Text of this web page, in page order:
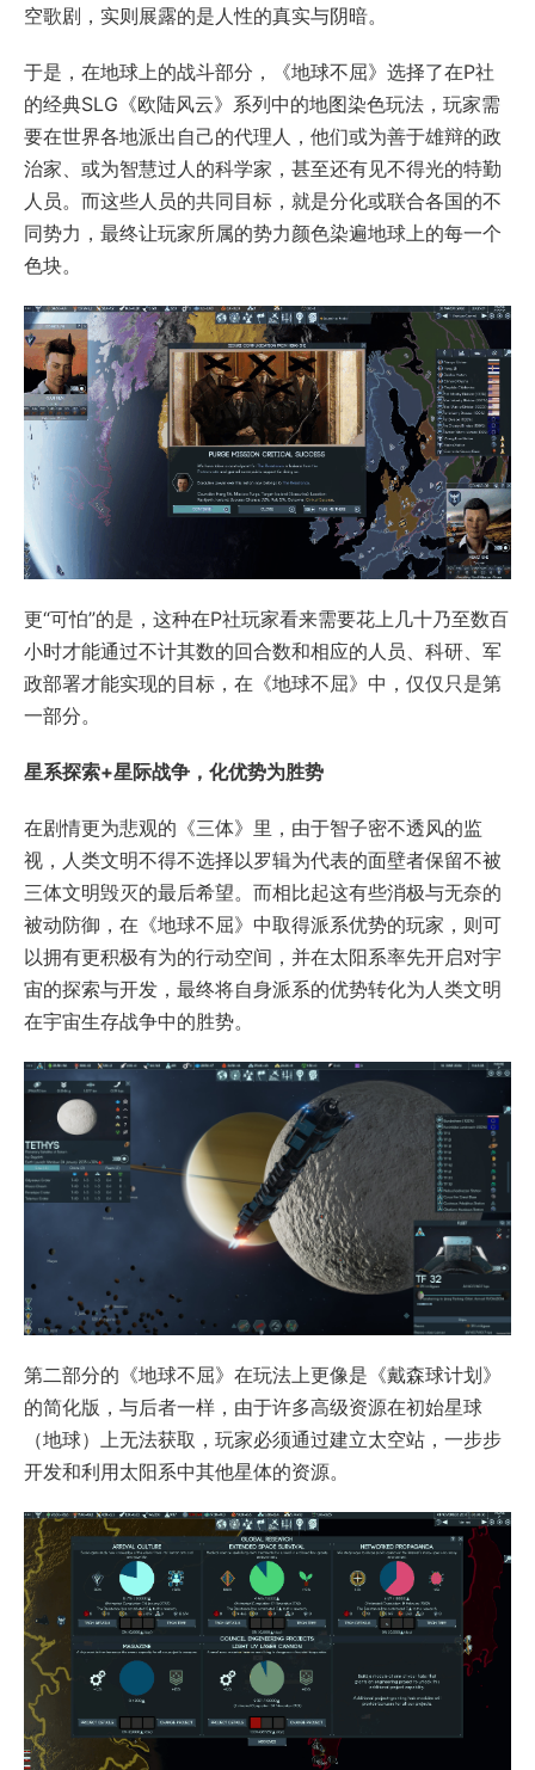
空歌剧，实则展露的是人性的真实与阴暗。
于是，在地球上的战斗部分，《地球不屈》选择了在P社
的经典SLG《欧陆风云》系列中的地图染色玩法，玩家需
要在世界各地派出自己的代理人，他们或为善于雄辩的政
治家、或为智慧过人的科学家，甚至还有见不得光的特勤
人员。而这些人员的共同目标，就是分化或联合各国的不
同势力，最终让玩家所属的势力颜色染遍地球上的每一个
色块。
更“可怕”的是，这种在P社玩家看来需要花上几十乃至数百
小时才能通过不计其数的回合数和相应的人员、科研、军
政部署才能实现的目标，在《地球不屈》中，仅仅只是第
一部分。
星系探索+星际战争，化优势为胜势
在剧情更为悲观的《三体》里，由于智子密不透风的监
视，人类文明不得不选择以罗辑为代表的面壁者保留不被
三体文明毁灭的最后希望。而相比起这有些消极与无奈的
被动防御，在《地球不屈》中取得派系优势的玩家，则可
以拥有更积极有为的行动空间，并在太阳系率先开启对宇
宙的探索与开发，最终将自身派系的优势转化为人类文明
在宇宙生存战争中的胜势。
第二部分的《地球不屈》在玩法上更像是《戴森球计划》
的简化版，与后者一样，由于许多高级资源在初始星球
（地球）上无法获取，玩家必须通过建立太空站，一步步
开发和利用太阳系中其他星体的资源。